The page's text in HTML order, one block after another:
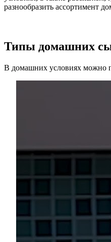
разнообразить ассортимент
Типы домашних
В домашних условиях можно